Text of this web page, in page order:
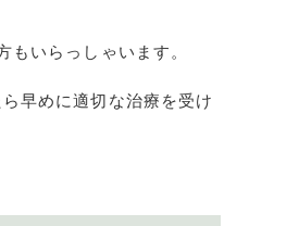
いらっしゃいます。
早めに適切な治療を受け